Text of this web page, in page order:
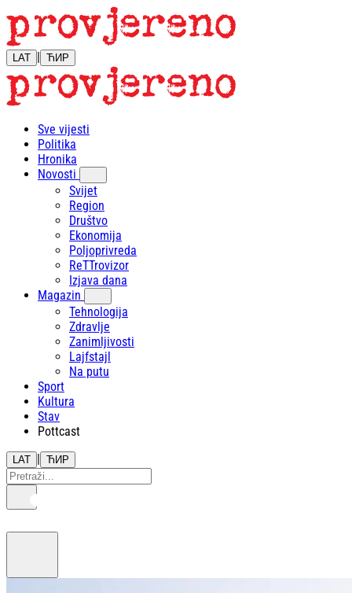
LAT | ЋИР
Sve vijesti
Politika
Hronika
Novosti
Svijet
Region
Društvo
Ekonomija
Poljoprivreda
ReTTrovizor
Izjava dana
Magazin
Tehnologija
Zdravlje
Zanimljivosti
Lajfstajl
Na putu
Sport
Kultura
Stav
Pottcast
LAT | ЋИР